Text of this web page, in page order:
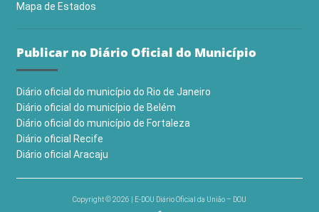
Mapa de Estados
Publicar no Diário Oficial do Município
Diário oficial do município do Rio de Janeiro
Diário oficial do município de Belém
Diário oficial do município de Fortaleza
Diário oficial Recife
Diário oficial Aracaju
Copyright © 2026 | E-DOU Diário Oficial da União – DOU